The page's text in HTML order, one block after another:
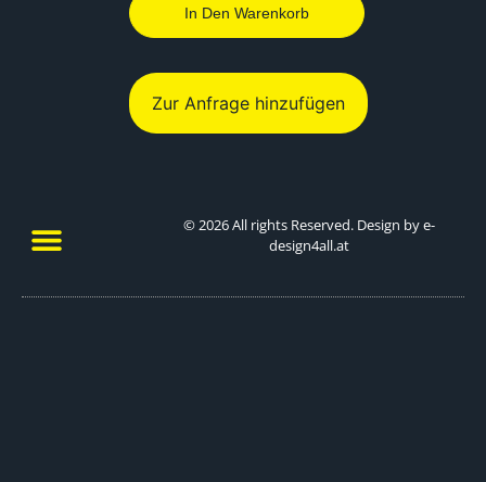
In Den Warenkorb
Zur Anfrage hinzufügen
© 2026 All rights Reserved. Design by e-
design4all.at